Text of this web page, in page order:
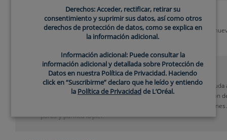
BENEFICIOS CLAVE
Acné, puntos negros y poros
Ayuda a absorber la grasa
y reduce los brillos.
poros y purifica la piel.
Acné y prevención de
brotes
Elimina el acné y ayuda
prevenir la formación
nuevas imperfecciones.
Derechos: Acceder, rectificar, retirar su
consentimiento y suprimir sus datos, así como otros
derechos de protección de datos, como se explica en
la información adicional.
Información adicional: Puede consultar la
información adicional y detallada sobre Protección de
Datos en nuestra Política de Privacidad. Haciendo
click en “Suscribirme” declaro que he leído y entiendo
la Política de Privacidadde L’Oréal.